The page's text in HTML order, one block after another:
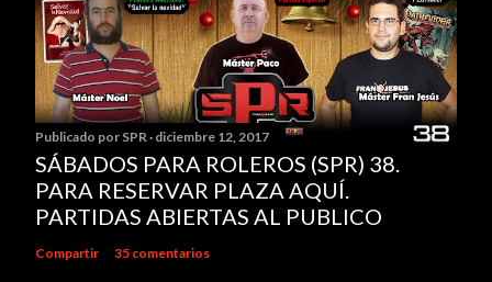
Publicado por SPR diciembre 12, 2017
SÁBADOS PARA ROLEROS (SPR) 38.
PARA RESERVAR PLAZA AQUÍ.
PARTIDAS ABIERTAS AL PUBLICO
Compartir 35 comentarios